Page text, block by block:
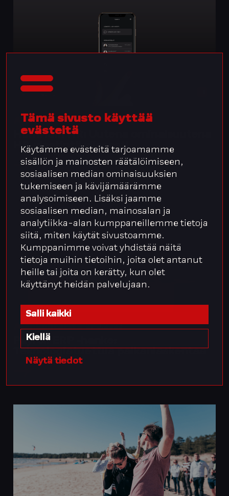
Tämä sivusto käyttää
evästeitä
Käytämme evästeitä tarjoamamme
sisällön ja mainosten räätälöimiseen,
sosiaalisen median ominaisuuksien
tukemiseen ja kävijämäärämme
analysoimiseen. Lisäksi jaamme
sosiaalisen median, mainosalan ja
analytiikka-alan kumppaneillemme tietoja
siitä, miten käytät sivustoamme.
Kumppanimme voivat yhdistää näitä
tietoja muihin tietoihin, joita olet antanut
heille tai joita on kerätty, kun olet
käyttänyt heidän palvelujaan.
Salli kaikki
Kiellä
Näytä tiedot
Ajankohtaista25.10.2023
HumHum HR: Uutena ominaisuutena
HR-viestintä viisaasti
Ajankohtaista12.10.2023
Payroll ERP -hanke: